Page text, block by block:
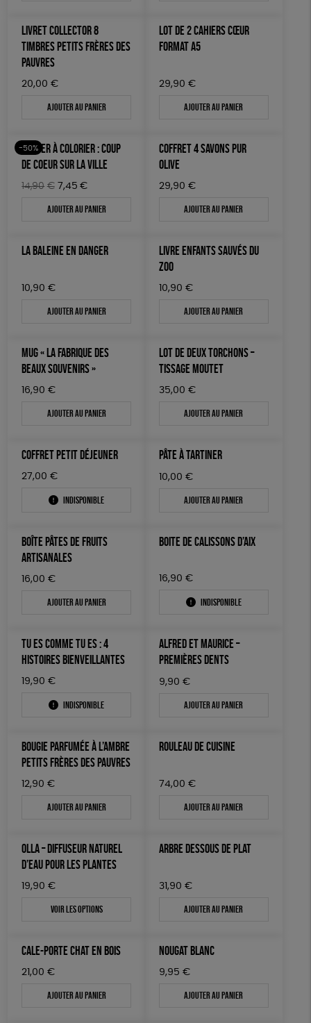
LIVRET COLLECTOR 8
TIMBRES PETITS FRÈRES DES
PAUVRES
20,00 €
Ajouter au panier
LOT DE 2 CAHIERS CŒUR
FORMAT A5
29,90 €
Ajouter au panier
-50%
POSTER À COLORIER : COUP
DE COEUR SUR LA VILLE
14,90 € Le
initial
14,90€.
7,45 €Le
actuel
7,45€.
Ajouter au panier
COFFRET 4 SAVONS PUR
OLIVE
29,90 €
Ajouter au panier
LA BALEINE EN DANGER
10,90 €
Ajouter au panier
LIVRE ENFANTS SAUVÉS DU
ZOO
10,90 €
Ajouter au panier
MUG « LA FABRIQUE DES
BEAUX SOUVENIRS »
16,90 €
Ajouter au panier
LOT DE DEUX TORCHONS –
TISSAGE MOUTET
35,00 €
Ajouter au panier
COFFRET PETIT DÉJEUNER
27,00 €
Indisponible
PÂTE À TARTINER
10,00 €
Ajouter au panier
BOÎTE PÂTES DE FRUITS
ARTISANALES
16,00 €
Ajouter au panier
BOITE DE CALISSONS D’AIX
16,90 €
Indisponible
TU ES COMME TU ES : 4
HISTOIRES BIENVEILLANTES
19,90 €
Indisponible
ALFRED ET MAURICE –
PREMIÈRES DENTS
9,90 €
Ajouter au panier
BOUGIE PARFUMÉE À L’AMBRE
PETITS FRÈRES DES PAUVRES
12,90 €
Ajouter au panier
ROULEAU DE CUISINE
74,00 €
Ajouter au panier
OLLA – DIFFUSEUR NATUREL
D’EAU POUR LES PLANTES
19,90 €
Voir les options
ARBRE DESSOUS DE PLAT
31,90 €
Ajouter au panier
CALE-PORTE CHAT EN BOIS
21,00 €
Ajouter au panier
NOUGAT BLANC
9,95 €
Ajouter au panier